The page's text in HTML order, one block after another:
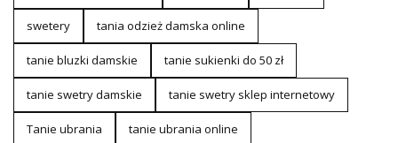
swetery tania odzież damska online
tanie bluzki damskie tanie sukienki do 50 zł
tanie swetry damskie tanie swetry sklep internetowy
Tanie ubrania tanie ubrania online